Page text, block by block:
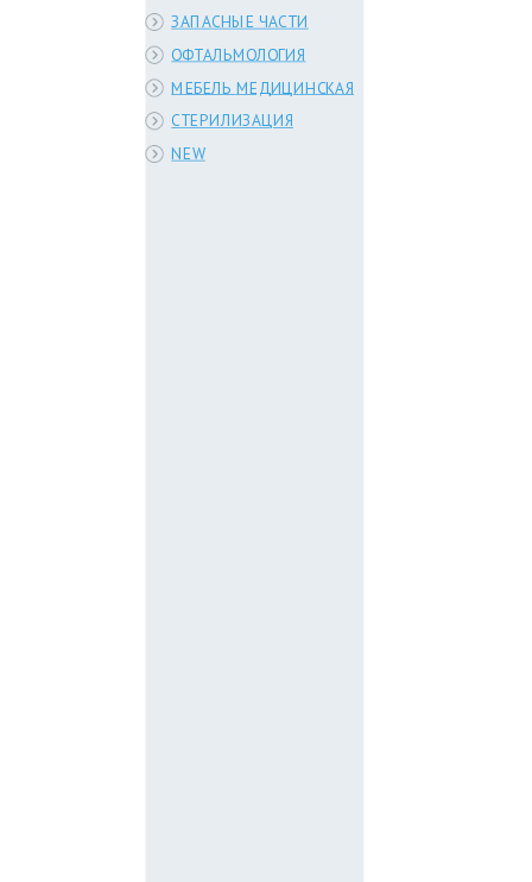
ЗАПАСНЫЕ ЧАСТИ
ОФТАЛЬМОЛОГИЯ
МЕБЕЛЬ МЕДИЦИНСКАЯ
СТЕРИЛИЗАЦИЯ
NEW